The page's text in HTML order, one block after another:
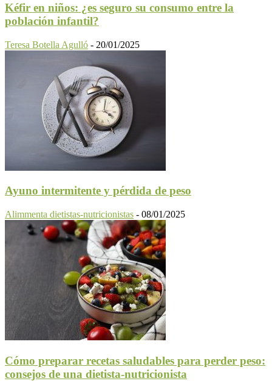
Kéfir en niños: ¿es seguro su consumo entre la
población infantil?
Teresa Botella Agulló - 20/01/2025
Ayuno intermitente y pérdida de peso
Alimmenta dietistas-nutricionistas - 08/01/2025
Cómo preparar recetas saludables para perder peso:
consejos de una dietista-nutricionista